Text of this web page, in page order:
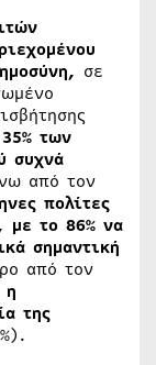
σε
των
συχνά
από τον
πολίτες
με το 86% να
σημαντική
από τον
η
της